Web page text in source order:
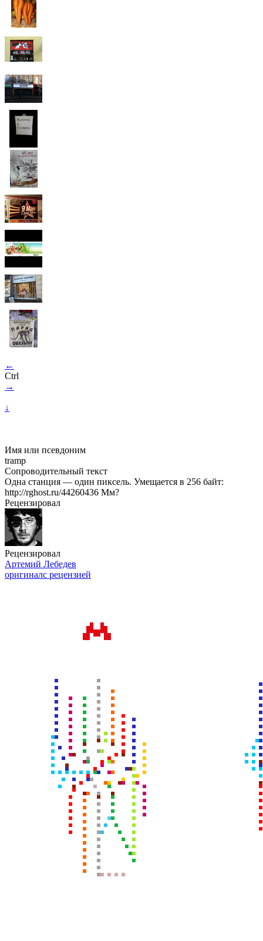
←
Ctrl
→
↓
Имя или псевдоним
tramp
Сопроводительный текст
Одна станция — один пиксель. Умещается в 256 байт:
http://rghost.ru/44260436 Мм?
Рецензировал
Рецензировал
Артемий Лебедев
оригиналс рецензией